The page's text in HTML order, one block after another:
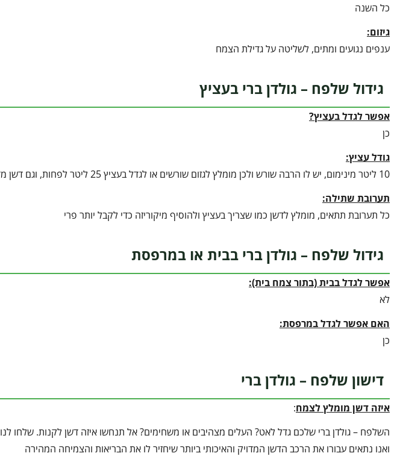
כל השנה
גיזום:
ענפים נגועים ומתים, לשליטה על גדילת הצמח
גידול שלפח – גולדן ברי בעציץ
אפשר לגדל בעציץ?
כן
גודל עציץ:
10 ליטר מינימום, יש לו הרבה שורש ולכן מומלץ לגזום שורשים או לגדל בעציץ 25 ליטר לפחות, וגם דשן מדויק
תערובת שתילה:
כל תערובת תתאים, מומלץ לדשן כמו שצריך בעציץ ולהוסיף מיקוריזה כדי לקבל יותר פרי
גידול שלפח – גולדן ברי בבית או במרפסת
אפשר לגדל בבית (בתור צמח בית):
לא
האם אפשר לגדל במרפסת:
כן
דישון שלפח – גולדן ברי
איזה דשן מומלץ לצמח:
השלפח – גולדן ברי שלכם גדל לאט? העלים מצהיבים או משחימים? אל תנחשו איזה דשן לקנות. שלחו
ואנו נתאים עבורו את הרכב הדשן המדויק והאיכותי ביותר שיחזיר לו את הבריאות והצמיחה המהירה